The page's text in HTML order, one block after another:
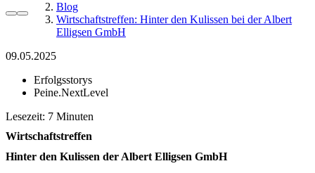
Blog
Wirtschaftstreffen: Hinter den Kulissen bei der Albert
Elligsen GmbH
09.05.2025
Erfolgsstorys
Peine.NextLevel
Lesezeit:
Wirtschaftstreffen
Hinter den Kulissen der Albert Elligsen GmbH